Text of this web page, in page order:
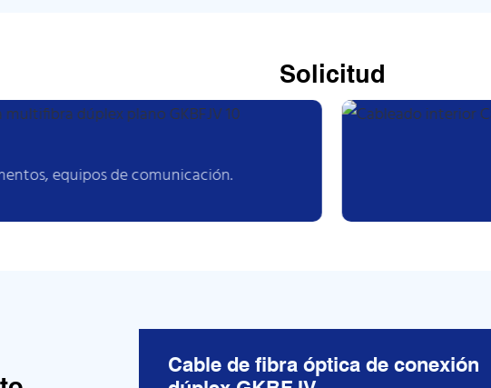
Solicitud
equipos de comunicación.
Cable de fibra óptica de conexión